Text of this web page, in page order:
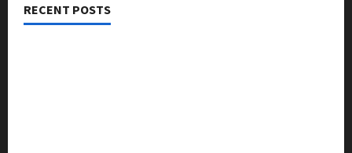
RECENT POSTS